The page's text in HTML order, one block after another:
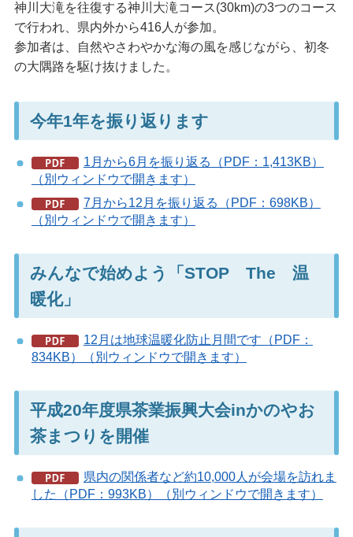
神川大滝を往復する神川大滝コース(30km)の3つのコース
で行われ、県内外から416人が参加。
参加者は、自然やさわやかな海の風を感じながら、初冬
の大隅路を駆け抜けました。
今年1年を振り返ります
1月から6月を振り返る（PDF：1,413KB）
（別ウィンドウで開きます）
7月から12月を振り返る（PDF：698KB）
（別ウィンドウで開きます）
みんなで始めよう「STOP The 温
暖化」
12月は地球温暖化防止月間です（PDF：
834KB）（別ウィンドウで開きます）
平成20年度県茶業振興大会inかのやお
茶まつりを開催
県内の関係者など約10,000人が会場を訪れま
した（PDF：993KB）（別ウィンドウで開きます）